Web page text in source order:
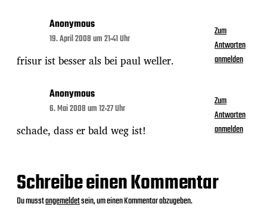
Anonymous
19. April 2008 um 21:41 Uhr
frisur ist besser als bei paul weller.
Zum
Antworten
anmelden
Anonymous
6. Mai 2008 um 12:27 Uhr
schade, dass er bald weg ist!
Zum
Antworten
anmelden
Schreibe einen Kommentar
Du musstangemeldetsein, um einen Kommentar abzugeben.